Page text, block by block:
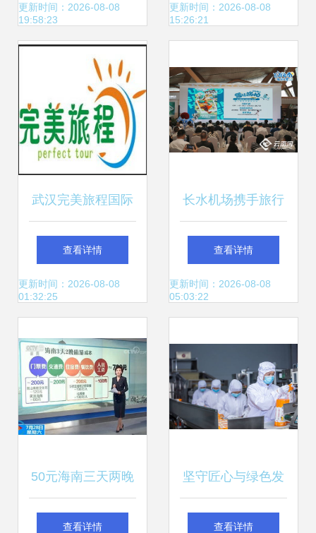
出行的完美纽带
更新时间：2026-08-08
19:58:23
旅行社有限责任公
更新时间：2026-08-08
15:26:21
武汉完美旅程国际
旅行社签约一卡易
会员管理系统，推
级
查看详情
更新时间：2026-08-08
01:32:25
长水机场携手旅行
社推出首批异地营
销中心及“飞向云
品线路
查看详情
更新时间：2026-08-08
05:03:22
50元海南三天两晚
游 低价豪赌背后的
查看详情
坚守匠心与绿色发
展之源——览白象
查看详情